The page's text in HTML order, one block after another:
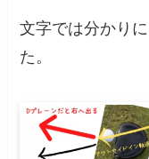
文字では分かり
た。